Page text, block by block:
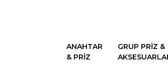
ANAHTAR
& PRİZ
GRUP PRİZ &